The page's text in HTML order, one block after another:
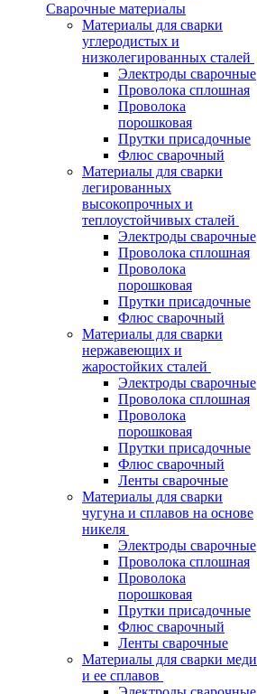
Сварочные материалы
Материалы для сварки
углеродистых и
низколегированных сталей
Электроды сварочные
Проволока сплошная
Проволока
порошковая
Прутки присадочные
Флюс сварочный
Материалы для сварки
легированных
высокопрочных и
теплоустойчивых сталей
Электроды сварочные
Проволока сплошная
Проволока
порошковая
Прутки присадочные
Флюс сварочный
Материалы для сварки
нержавеющих и
жаростойких сталей
Электроды сварочные
Проволока сплошная
Проволока
порошковая
Прутки присадочные
Флюс сварочный
Ленты сварочные
Материалы для сварки
чугуна и сплавов на основе
никеля
Электроды сварочные
Проволока сплошная
Проволока
порошковая
Прутки присадочные
Флюс сварочный
Ленты сварочные
Материалы для сварки меди
и ее сплавов